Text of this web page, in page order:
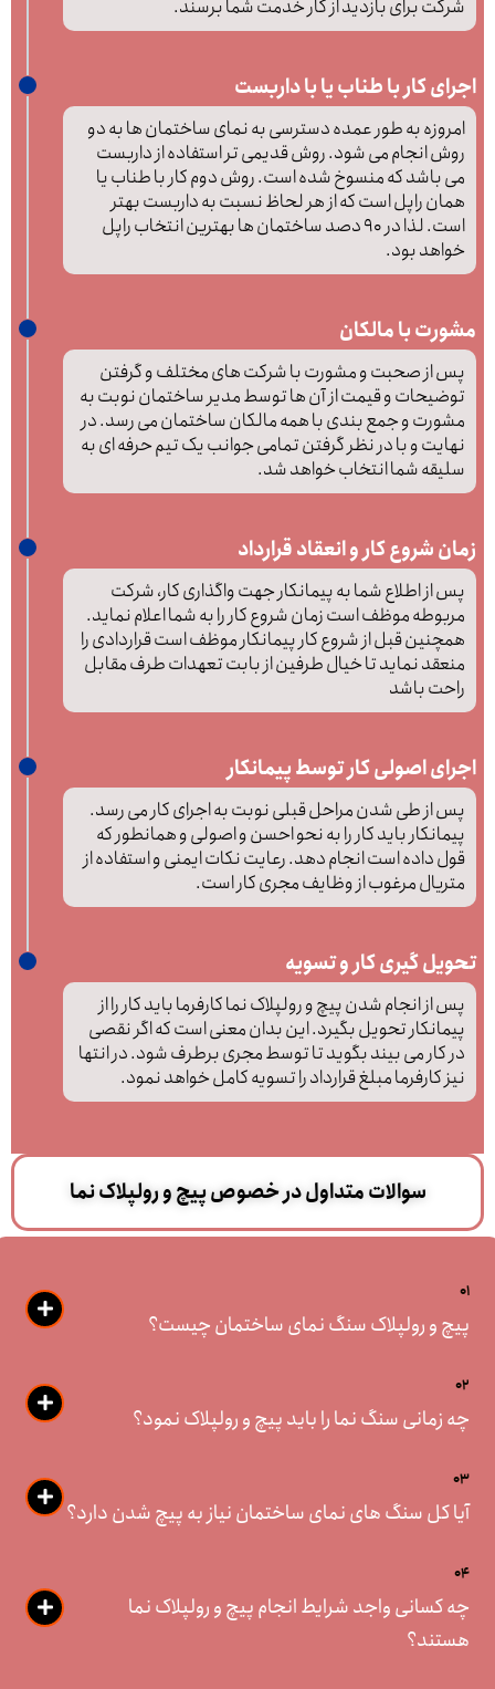
شرکت برای بازدید از کار خدمت شما برسند.
اجرای کار با طناب یا با داربست
امروزه به طور عمده دسترسی به نمای ساختمان ها به دو
روش انجام می شود. روش قدیمی تر استفاده از داربست
می باشد که منسوخ شده است. روش دوم کار با طناب یا
همان راپل است که از هر لحاظ نسبت به داربست بهتر
است. لذا در 90 دصد ساختمان ها بهترین انتخاب راپل
خواهد بود.
مشورت با مالکان
پس از صحبت و مشورت با شرکت های مختلف و گرفتن
توضیحات و قیمت از آن ها توسط مدیر ساختمان نوبت به
مشورت و جمع بندی با همه مالکان ساختمان می رسد. در
نهایت و با در نظر گرفتن تمامی جوانب یک تیم حرفه ای به
سلیقه شما انتخاب خواهد شد.
زمان شروع کار و انعقاد قرارداد
پس از اطلاع شما به پیمانکار جهت واگذاری کار، شرکت
مربوطه موظف است زمان شروع کار را به شما اعلام نماید.
همچنین قبل از شروع کار پیمانکار موظف است قراردادی را
منعقد نماید تا خیال طرفین از بابت تعهدات طرف مقابل
راحت باشد
اجرای اصولی کار توسط پیمانکار
پس از طی شدن مراحل قبلی نوبت به اجرای کار می رسد.
پیمانکار باید کار را به نحو احسن و اصولی و همانطور که
قول داده است انجام دهد. رعایت نکات ایمنی و استفاده از
متریال مرغوب از وظایف مجری کار است.
تحویل گیری کار و تسویه
پس از انجام شدن پیچ و رولپلاک نما کارفرما باید کار را از
پیمانکار تحویل بگیرد. این بدان معنی است که اگر نقصی
در کار می بیند بگوید تا توسط مجری برطرف شود. در انتها
نیز کارفرما مبلغ قرارداد را تسویه کامل خواهد نمود.
سوالات متداول در خصوص پیچ و رولپلاک نما
01
پیچ و رولپلاک سنگ نمای ساختمان چیست؟
02
چه زمانی سنگ نما را باید پیچ و رولپلاک نمود؟
03
آیا کل سنگ های نمای ساختمان نیاز به پیچ شدن دارد؟
04
چه کسانی واجد شرایط انجام پیچ و رولپلاک نما
هستند؟